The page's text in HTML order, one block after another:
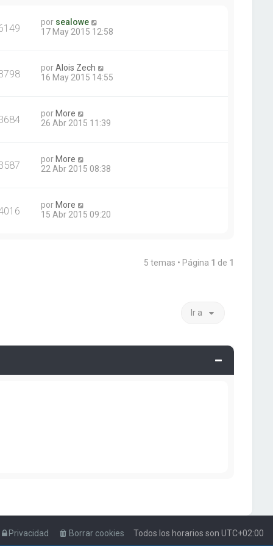
por sealowe
17 May 2015 12:58
porAlois Zech
16 May 2015 14:55
por More
26 Abr 2015 11:39
por More
22 Abr 2015 08:38
por More
15 Abr 2015 09:20
5 temas • Página 1 de 1
Ir a
Todos los horarios son UTC+02:00
Borrar cookies
Privacidad